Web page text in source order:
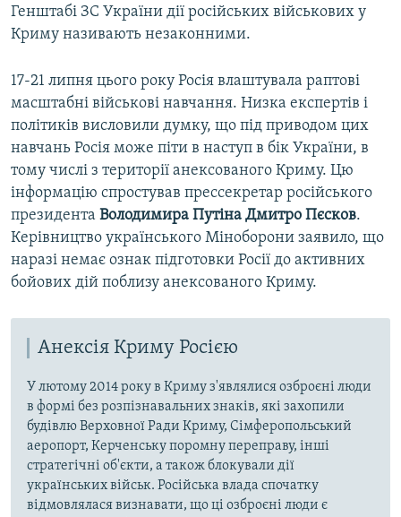
Генштабі ЗС України дії російських військових у
Криму називають незаконними.
17-21 липня цього року Росія влаштувала раптові
масштабні військові навчання. Низка експертів і
політиків висловили думку, що під приводом цих
навчань Росія може піти в наступ в бік України, в
тому числі з території анексованого Криму. Цю
інформацію спростував прессекретар російського
президента Володимира Путіна Дмитро Пєсков.
Керівництво українського Міноборони заявило, що
наразі немає ознак підготовки Росії до активних
бойових дій поблизу анексованого Криму.
Анексія Криму Росією
У лютому 2014 року в Криму з'являлися озброєні люди
в формі без розпізнавальних знаків, які захопили
будівлю Верховної Ради Криму, Сімферопольський
аеропорт, Керченську поромну переправу, інші
стратегічні об'єкти, а також блокували дії
українських військ. Російська влада спочатку
відмовлялася визнавати, що ці озброєні люди є